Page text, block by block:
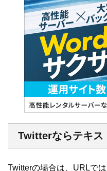
Twitterならテキス
Twitterの場合は、URLでは